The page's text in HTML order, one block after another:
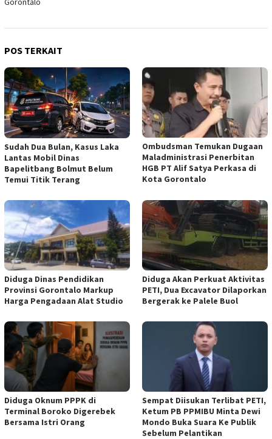
POS TERKAIT
Sudah Dua Bulan, Kasus Laka
Lantas Mobil Dinas
Bapelitbang Bolmut Belum
Temui Titik Terang
Ombudsman Temukan Dugaan
Maladministrasi Penerbitan
HGB PT Alif Satya Perkasa di
Kota Gorontalo
Diduga Dinas Pendidikan
Provinsi Gorontalo Markup
Harga Pengadaan Alat Studio
Diduga Akan Perkuat Aktivitas
PETI, Dua Excavator Dilaporkan
Bergerak ke Palele Buol
Diduga Oknum PPPK di
Terminal Boroko Digerebek
Bersama Istri Orang
Sempat Diisukan Terlibat PETI,
Ketum PB PPMIBU Minta Dewi
Mondo Buka Suara Ke Publik
Sebelum Pelantikan